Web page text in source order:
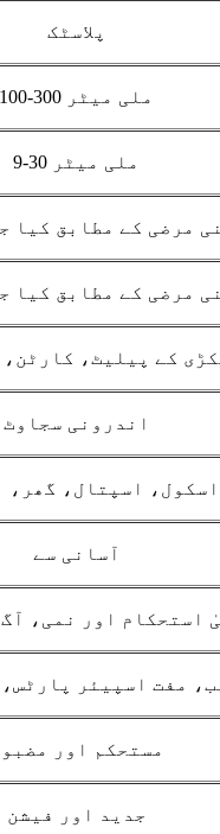
پلاسٹک
100-300 ملی میٹر
9-30 ملی میٹر
مرضی کے مطابق کیا
مرضی کے مطابق کیا
کے پیلیٹ، کارٹن،
اندرونی سجاوٹ
اسپتال، گھر،
آسانی سے
استحکام اور نمی،
مفت اسپیئر
مستحکم اور
جدید اور فیشن